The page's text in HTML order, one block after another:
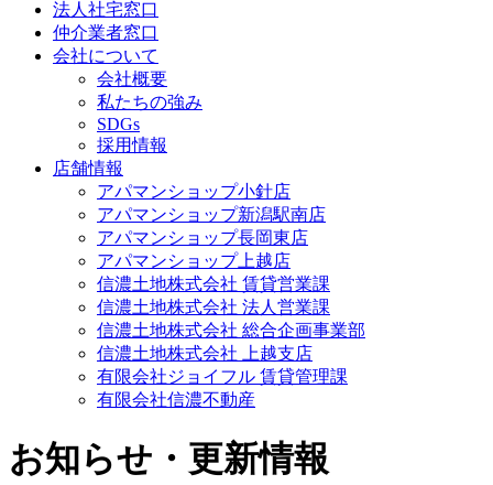
法人社宅窓口
仲介業者窓口
会社について
会社概要
私たちの強み
SDGs
採用情報
店舗情報
アパマンショップ小針店
アパマンショップ新潟駅南店
アパマンショップ長岡東店
アパマンショップ上越店
信濃土地株式会社 賃貸営業課
信濃土地株式会社 法人営業課
信濃土地株式会社 総合企画事業部
信濃土地株式会社 上越支店
有限会社ジョイフル 賃貸管理課
有限会社信濃不動産
お知らせ・更新情報